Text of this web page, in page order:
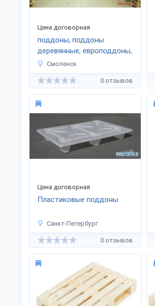
Цена договорная
поддоны, поддоны
деревянные, европоддоны,
паллеты
Смоленск
0 отзывов
Цена договорная
Пластиковые поддоны
Санкт-Петербург
0 отзывов